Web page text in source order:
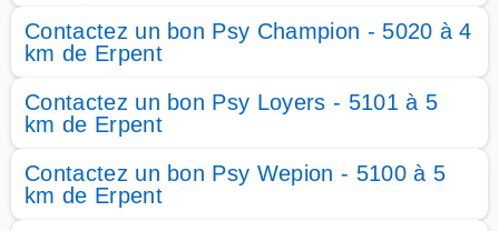
Contactez un bon Psy Champion - 5020 à 4
km de Erpent
Contactez un bon Psy Loyers - 5101 à 5
km de Erpent
Contactez un bon Psy Wepion - 5100 à 5
km de Erpent